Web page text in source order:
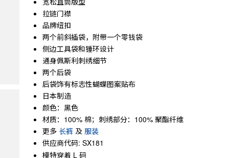
拉链门襟
品牌纽扣
两个前斜插袋，附带一个零钱袋
侧边工具袋和锤环设计
通身佩斯利刺绣细节
两个后袋
后袋饰有标志性蝴蝶图案贴布
日本制造
颜色：黑色
材质：100% 棉；刺绣部分：100% 聚酯纤维
更多 长裤 及 服装
供应商代码: SX181
模特穿着 L 码